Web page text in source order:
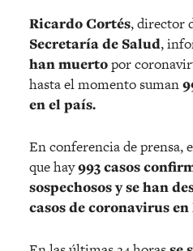
Ricardo Cortés, director
Secretaría de Salud,
han muertopor
hasta el momento suman
en el país.
En conferencia de prensa,
que hay993 casos
sospechosos y se han
casos de coronavirus